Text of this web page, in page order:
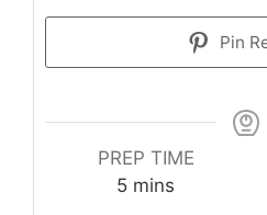
Pin
PREP TIME
5minutes
mins